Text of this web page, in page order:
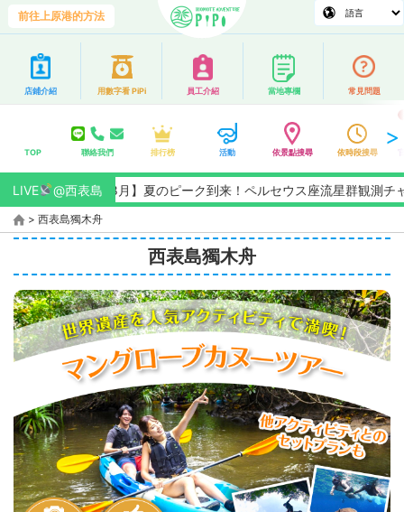
前往上原港的方法
店鋪介紹 用數字看 PiPi 員工介紹 當地專欄 常見問題
TOP 聯絡我們 排行榜 活動 依景點搜尋 依時段搜尋
LIVE @西表島
月】夏のピーク到来！ペルセウス座流星群観測チャンス★全国No.1
> 西表島獨木舟
西表島獨木舟